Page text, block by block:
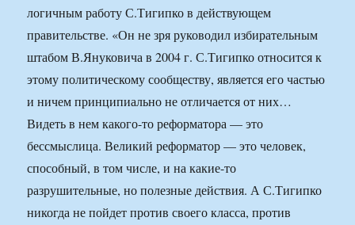
логичным работу С.Тигипко в действующем
правительстве. «Он не зря руководил избирательным
штабом В.Януковича в 2004 г. С.Тигипко относится к
этому политическому сообществу, является его частью
и ничем принципиально не отличается от них…
Видеть в нем какого-то реформатора — это
бессмыслица. Великий реформатор — это человек,
способный, в том числе, и на какие-то
разрушительные, но полезные действия. А С.Тигипко
никогда не пойдет против своего класса, против